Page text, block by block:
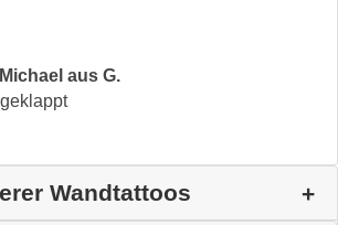
Michael aus G.
Wandtattoos